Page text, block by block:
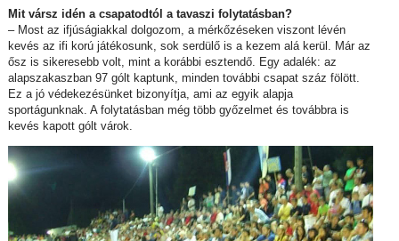
Mit vársz idén a csapatodtól a tavaszi folytatásban?
– Most az ifjúságiakkal dolgozom, a mérkőzéseken viszont lévén
kevés az ifi korú játékosunk, sok serdülő is a kezem alá kerül. Már az
ősz is sikeresebb volt, mint a korábbi esztendő. Egy adalék: az
alapszakaszban 97 gólt kaptunk, minden további csapat száz fölött.
Ez a jó védekezésünket bizonyítja, ami az egyik alapja
sportágunknak. A folytatásban még több győzelmet és továbbra is
kevés kapott gólt várok.